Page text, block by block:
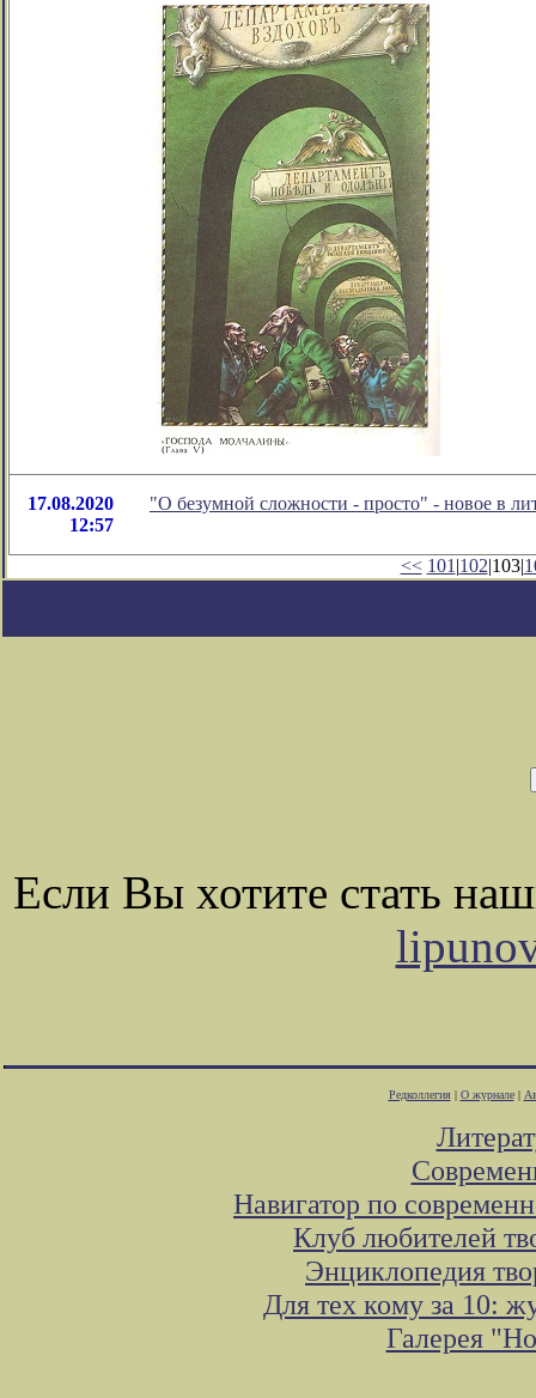
17.08.2020
12:57
"О безумной сложности - просто" - новое в
<< 101 |102|103|
Если Вы хотите стать
Редколлегия| О журнале|
Навигатор по
Клуб любителей
Энциклопедия
Для тех кому за 10:
Галерея